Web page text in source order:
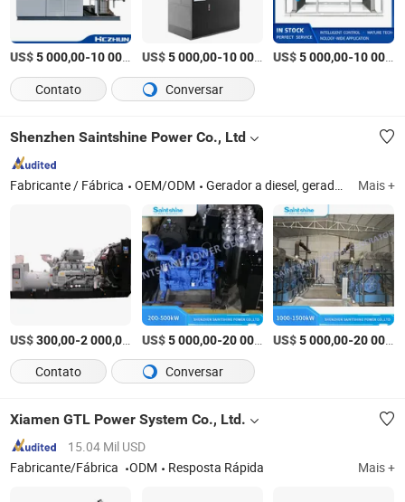
US$5 000,00-10 000,00 /Conjunto
US$5 000,00-10 000,00 /Conjunto
US$5 000,00-10 000,00
Contato Conversar
Shenzhen Saintshine Power Co., Ltd
Fabricante / Fábrica OEM/ODM Gerador a diesel, gerador a gás Mais +
US$300,00-2 000,00 /Peça
US$5 000,00-20 000,00 /Peça
US$5 000,00-20 000,00
Contato Conversar
Xiamen GTL Power System Co., Ltd.
15.04 Mil USD
Fabricante/Fábrica
ODM Resposta Rápida Mais +